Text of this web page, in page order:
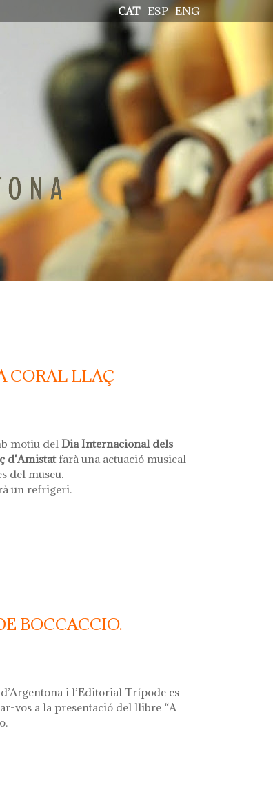
ENG
ESP
CAT
CORAL LLAÇ
motiu del Dia Internacional dels
d'Amistatfarà una actuació musical
del museu.
un refrigeri.
llaç d'amistat
BOCCACCIO.
i l’Editorial Trípode es
vos a la presentació del llibre “A